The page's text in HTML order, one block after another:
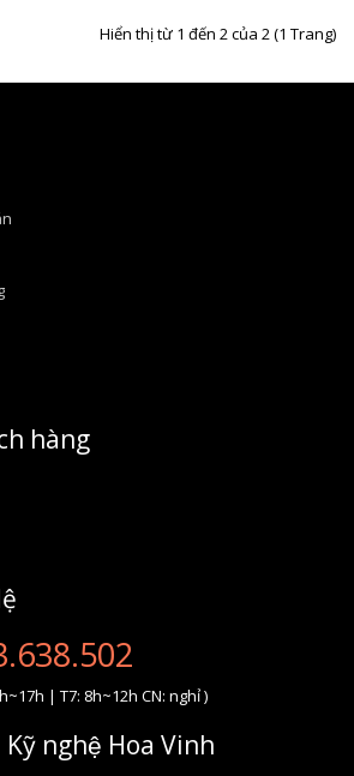
Hiển thị từ 1 đến 2 của 2 (1 Trang)
hàng
| T7: 8h~12h CN: nghỉ )
nghệ Hoa Vinh